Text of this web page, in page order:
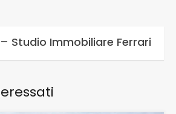
Studio Immobiliare Ferrari